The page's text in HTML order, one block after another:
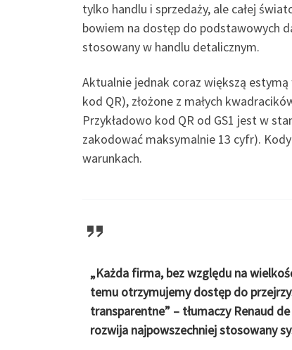
tylko handlu i sprzedaży, ale całej
bowiem na dostęp do podstawowych
stosowany w handlu detalicznym.
Aktualnie jednak coraz większą
kod QR), złożone z małych
Przykładowo kod QR od GS1 jest w
zakodować maksymalnie 13 cyfr).
warunkach.
„Każda firma, bez względu na
temu otrzymujemy dostęp do
transparentne” – tłumaczy Renaud
rozwija najpowszechniej stosowany